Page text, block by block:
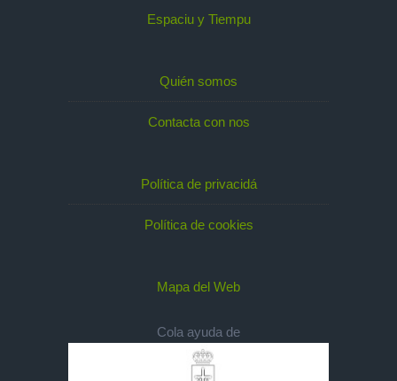
Espaciu y Tiempu
Quién somos
Contacta con nos
Política de privacidá
Política de cookies
Mapa del Web
Cola ayuda de